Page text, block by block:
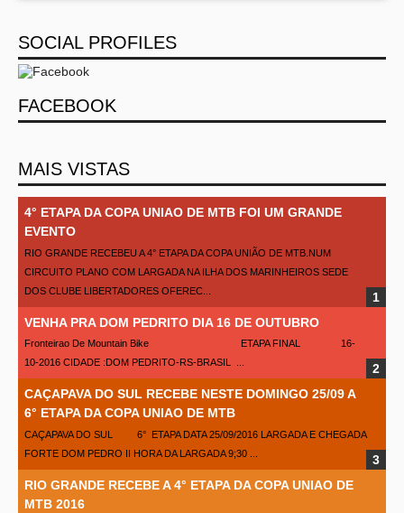
SOCIAL PROFILES
FACEBOOK
MAIS VISTAS
4° ETAPA DA COPA UNIAO DE MTB FOI UM GRANDE
EVENTO
RIO GRANDE RECEBEU A 4° ETAPA DA COPA UNIÃO DE MTB.NUM
CIRCUITO PLANO COM LARGADA NA ILHA DOS MARINHEIROS SEDE
DOS CLUBE LIBERTADORES OFEREC...
VENHA PRA DOM PEDRITO DIA 16 DE OUTUBRO
Fronteirao De Mountain Bike ETAPA FINAL 16-
10-2016 CIDADE :DOM PEDRITO-RS-BRASIL ...
CAÇAPAVA DO SUL RECEBE NESTE DOMINGO 25/09 A
6° ETAPA DA COPA UNIAO DE MTB
CAÇAPAVA DO SUL 6° ETAPA DATA 25/09/2016 LARGADA E CHEGADA
FORTE DOM PEDRO II HORA DA LARGADA 9;30 ...
RIO GRANDE RECEBE A 4° ETAPA DA COPA UNIAO DE
MTB 2016